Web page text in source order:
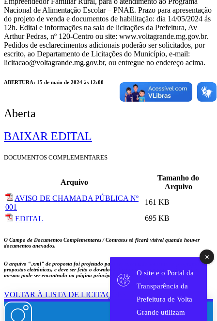
Nacional de Alimentação Escolar – PNAE. Prazo para apresentação
do projeto de venda e documentos de habilitação: dia 14/05/2024 ás
12h. Edital e informações na sala de licitações da Prefeitura, Av
Arthur Pedras, nº 120-Centro ou site: www.voltagrande.mg.gov.br.
Pedidos de esclarecimentos adicionais poderão ser solicitados, por
escrito, ao Departamento de Licitações do Município, e-mail:
licitacao@voltagrande.mg.gov.br, ou entregue no endereço acima.
ABERTURA: 15 de maio de 2024 às 12:00
Aberta
BAIXAR EDITAL
DOCUMENTOS COMPLEMENTARES
Arquivo
Tamanho do
Arquivo
AVISO DE CHAMADA PÚBLICA Nº
001
161 KB
EDITAL
695 KB
O Campo de Documentos Complementares / Contratos só ficará visível quando houver
documentos anexados.
O arquivo “.xml” de proposta foi projetado para ser executado somente no programa de
propostas eletrônicas, e deve ser feito o download diretamente na máquina do usuário, o
mesmo pode ser encontrado na página principal de licitações.
VOLTAR À LISTA DE LICITAÇÕES
O site e o Portal da
Transparência da
Prefeitura de Volta
Grande utilizam